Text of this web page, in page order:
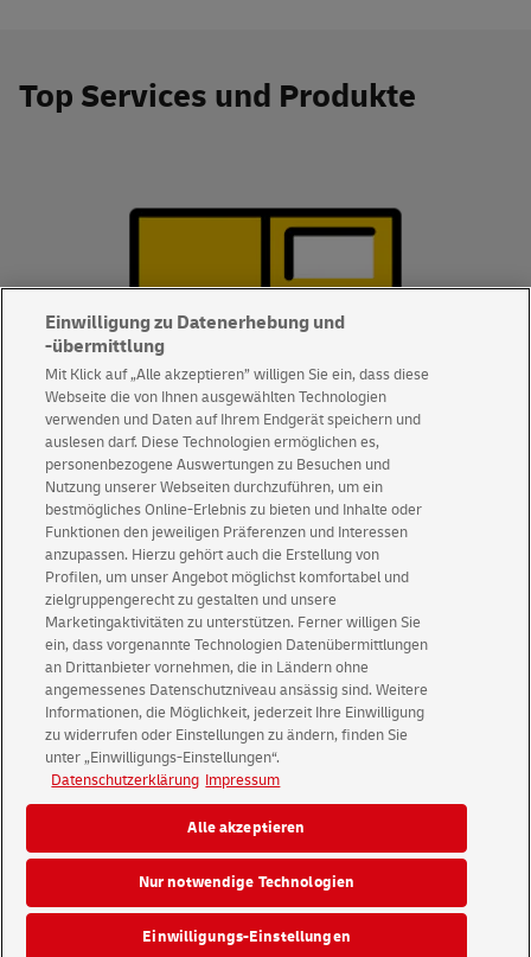
Top Services und Produkte
Int. Packets
AGB Über uns
© 2026 Deutsche Post AG
Impressum
Rechtliche Hinweise
Einwilligungs-Einstellungen
Presse Investoren
Einwilligung zu Datenerhebung und
-übermittlung
Mit Klick auf „Alle akzeptieren” willigen Sie ein, dass diese
Webseite die von Ihnen ausgewählten Technologien
verwenden und Daten auf Ihrem Endgerät speichern und
auslesen darf. Diese Technologien ermöglichen es,
personenbezogene Auswertungen zu Besuchen und
Nutzung unserer Webseiten durchzuführen, um ein
bestmögliches Online-Erlebnis zu bieten und Inhalte oder
Funktionen den jeweiligen Präferenzen und Interessen
anzupassen. Hierzu gehört auch die Erstellung von
Profilen, um unser Angebot möglichst komfortabel und
zielgruppengerecht zu gestalten und unsere
Marketingaktivitäten zu unterstützen. Ferner willigen Sie
ein, dass vorgenannte Technologien Datenübermittlungen
an Drittanbieter vornehmen, die in Ländern ohne
angemessenes Datenschutzniveau ansässig sind. Weitere
Informationen, die Möglichkeit, jederzeit Ihre Einwilligung
zu widerrufen oder Einstellungen zu ändern, finden Sie
unter „Einwilligungs-Einstellungen“.
Datenschutzerklärung Impressum
Einwilligungs-Einstellungen
Nur notwendige Technologien
Alle akzeptieren